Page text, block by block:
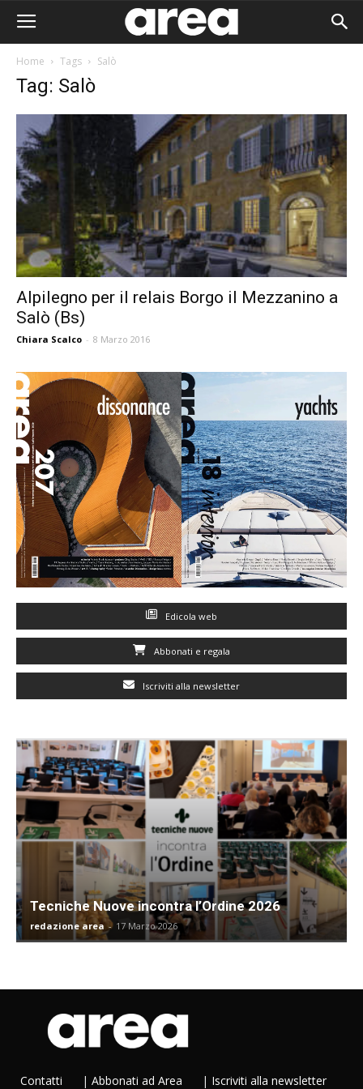
Home Tags Salò
Tag: Salò
Alpilegno per il relais Borgo il Mezzanino a
Salò (Bs)
Chiara Scalco - 8 Marzo 2016
Edicola web
Abbonati e regala
Iscriviti alla newsletter
Tecniche Nuove incontra l’Ordine 2026
redazione area - 17 Marzo 2026
Contatti | Abbonati ad Area | Iscriviti alla newsletter